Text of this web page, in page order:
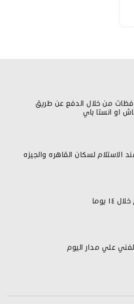
من خلال الدفع عن طريق
او انستا باي
الاستلام لسكان القاهره والجيزه
١٤ يوما
علي مدار اليوم